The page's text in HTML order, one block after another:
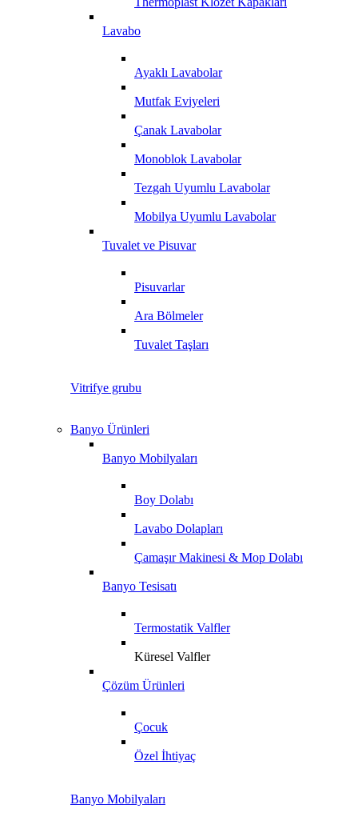
Lavabo
Ayaklı Lavabolar
Mutfak Eviyeleri
Çanak Lavabolar
Monoblok Lavabolar
Tezgah Uyumlu Lavabolar
Mobilya Uyumlu Lavabolar
Tuvalet ve Pisuvar
Pisuvarlar
Ara Bölmeler
Tuvalet Taşları
Vitrifye grubu
Banyo Ürünleri
Banyo Mobilyaları
Boy Dolabı
Lavabo Dolapları
Çamaşır Makinesi & Mop Dolabı
Banyo Tesisatı
Termostatik Valfler
Küresel Valfler
Çözüm Ürünleri
Çocuk
Özel İhtiyaç
Banyo Mobilyaları